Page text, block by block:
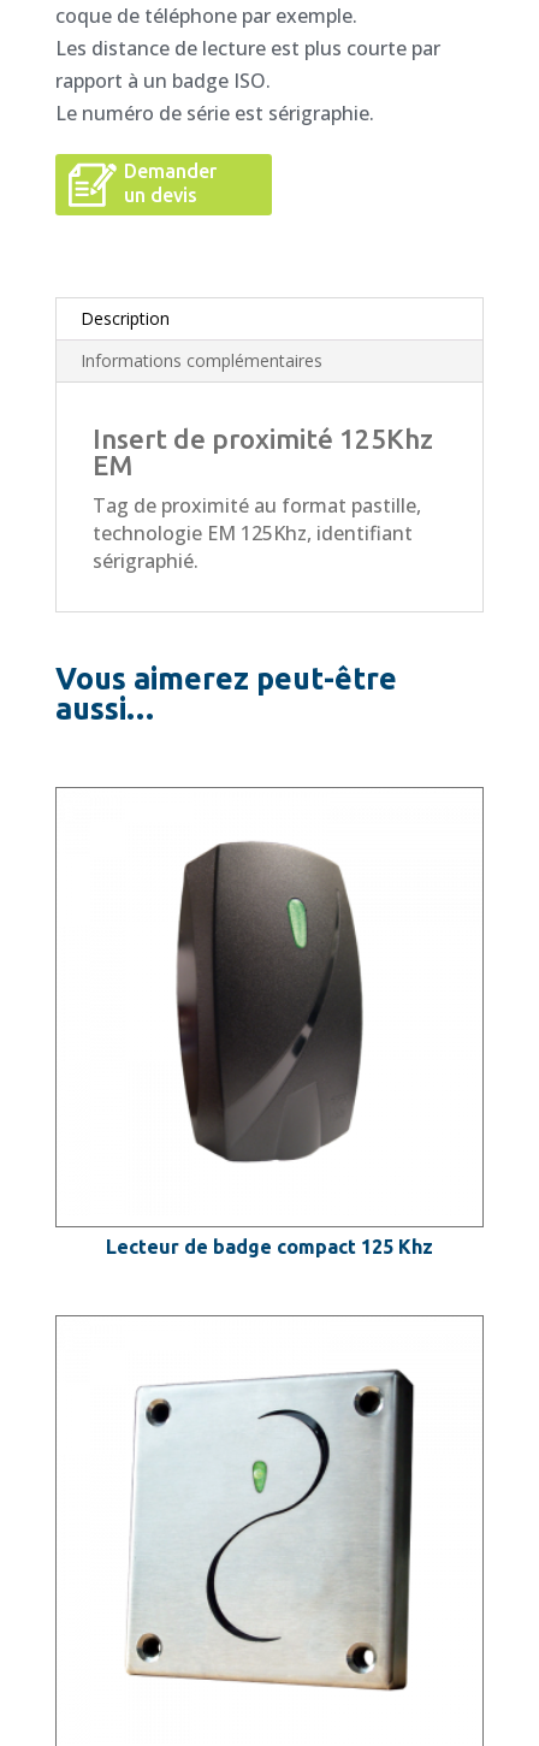
coque de téléphone par exemple.
Les distance de lecture est plus courte par
rapport à un badge ISO.
Le numéro de série est sérigraphie.
Demander
un devis
Description
Informations complémentaires
Insert de proximité 125Khz
EM
Tag de proximité au format pastille,
technologie EM 125Khz, identifiant
sérigraphié.
Vous aimerez peut-être
aussi…
Lecteur de badge compact 125 Khz